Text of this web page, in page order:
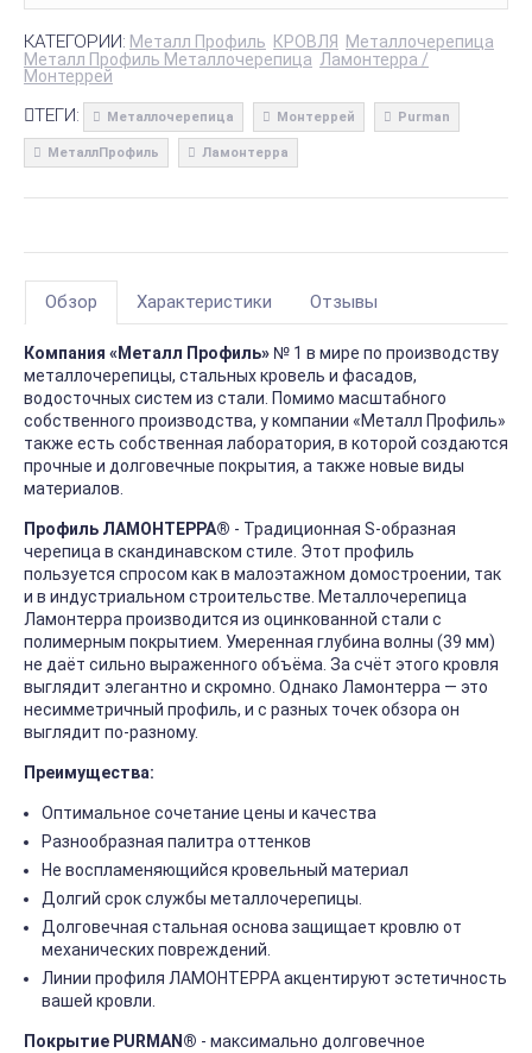
КАТЕГОРИИ: Металл Профиль КРОВЛЯ
Металлочерепица
Металл Профиль Металлочерепица Ламонтерра /
Монтеррей
ТЕГИ: Металлочерепица Монтеррей Purman
МеталлПрофиль Ламонтерра
Обзор Характеристики Отзывы
Компания «Металл Профиль» № 1 в мире по производству
металлочерепицы, стальных кровель и фасадов,
водосточных систем из стали. Помимо масштабного
собственного производства, у компании «Металл Профиль»
также есть собственная лаборатория, в которой создаются
прочные и долговечные покрытия, а также новые виды
материалов.
Профиль ЛАМОНТЕРРА® - Традиционная S-образная
черепица в скандинавском стиле. Этот профиль
пользуется спросом как в малоэтажном домостроении, так
и в индустриальном строительстве. Металлочерепица
Ламонтерра производится из оцинкованной стали c
полимерным покрытием. Умеренная глубина волны (39 мм)
не даёт сильно выраженного объёма. За счёт этого кровля
выглядит элегантно и скромно. Однако Ламонтерра — это
несимметричный профиль, и с разных точек обзора он
выглядит по-разному.
Преимущества:
Оптимальное сочетание цены и качества
Разнообразная палитра оттенков
Не воспламеняющийся кровельный материал
Долгий срок службы металлочерепицы.
Долговечная стальная основа защищает кровлю от
механических повреждений.
Линии профиля ЛАМОНТЕРРА акцентируют эстетичность
вашей кровли.
Покрытие PURMAN® - максимально долговечное